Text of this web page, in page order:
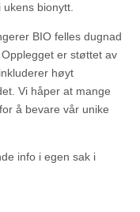
ukens bionytt.
BIO felles dugnad
er støttet av
høyt
Vi håper at mange
å bevare vår unike
info i egen sak i